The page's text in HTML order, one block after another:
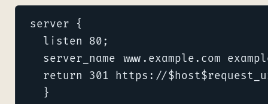
server {
  listen 80;
server_name www.example.com
return 301 https://
  }